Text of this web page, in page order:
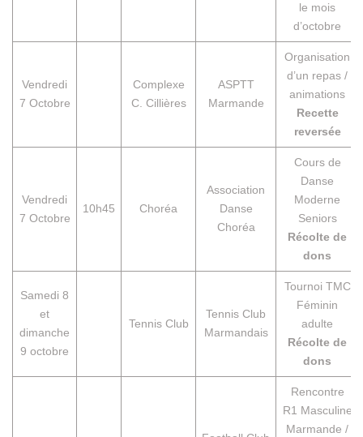
le mois
d’octobre
Vendredi
7 Octobre
Complexe
C. Cillières
ASPTT
Marmande
Organisation
d’un repas /
animations
Recette
reversée
Vendredi
7 Octobre
10h45 Choréa
Association
Danse
Choréa
Cours de
Danse
Moderne
Seniors
Récolte de
dons
Samedi 8
et
dimanche
9 octobre
Tennis Club
Tennis Club
Marmandais
Tournoi TMC
Féminin
adulte
Récolte de
dons
Rencontre
R1 Masculine
Marmande /